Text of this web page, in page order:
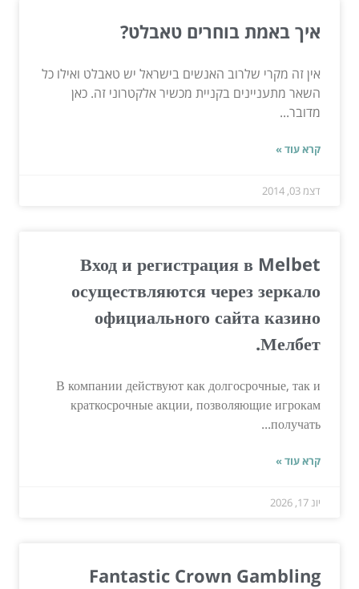
איך באמת בוחרים טאבלט?
אין זה מקרי שלרוב האנשים בישראל יש טאבלט ואילו כל
השאר מתעניינים בקניית מכשיר אלקטרוני זה. כאן
מדובר...
קרא עוד »
דצמ 03, 2014
Вход и регистрация в Melbet
осуществляются через зеркало
официального сайта казино
Мелбет.
В компании действуют как долгосрочные, так и
краткосрочные акции, позволяющие игрокам
получать...
קרא עוד »
יונ 17, 2026
Fantastic Crown Gambling